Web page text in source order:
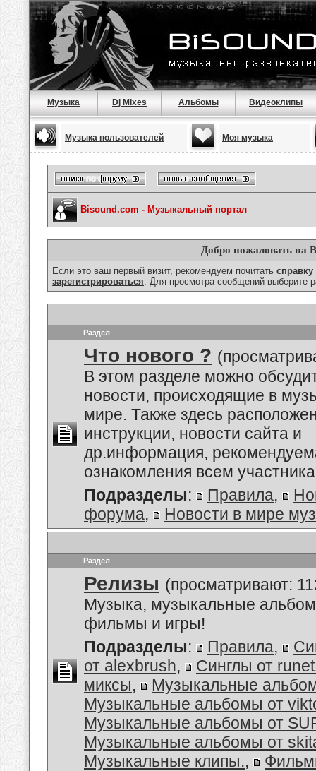
Музыка Dj Mixes Альбомы Видеоклипы
Музыка пользователей Моя музыка
Bisound.com - Музыкальный портал
Добро пожаловать на
Если это ваш первый визит, рекомендуем почитать справку
зарегистрироваться. Для просмотра сообщений выберите
Раздел
Что нового ?
В этом разделе можно
новости, происходящие в
мире. Также здесь
инструкции, новости сайта и
др.информация,
ознакомления всем
Подразделы: Правила,
форума, Новости в мире
Раздел
Релизы (просматривают:
Музыка, музыкальные
фильмы и игры!
Подразделы: Правила,
от alexbrush,
Синглы от
миксы,
Музыкальные
Музыкальные альбомы от
Музыкальные альбомы от
Музыкальные альбомы от
Музыкальные клипы.,